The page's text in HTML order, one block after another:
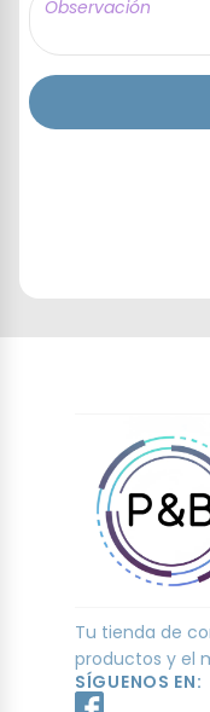
Tu tienda de
productos y el
SÍGUENOS EN: